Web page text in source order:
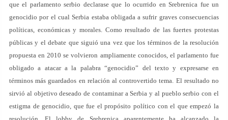
que el parlamento serbio declarase que lo ocurrido en Srebrenica fue un
genocidio por el cual Serbia estaba obligada a sufrir graves consecuencias
políticas, económicas y morales. Como resultado de las fuertes protestas
públicas y el debate que siguió una vez que los términos de la resolución
propuesta en 2010 se volvieron ampliamente conocidos, el parlamento fue
obligado a atacar a la palabra “genocidio” del texto y expresarse en
términos más guardados en relación al controvertido tema. El resultado no
sirvió al objetivo deseado de contaminar a Serbia y al pueblo serbio con el
estigma de genocidio, que fue el propósito político con el que empezó la